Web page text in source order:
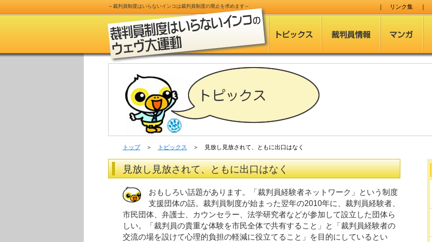
～裁判員制度はいらないインコは裁判員制度の廃止を求めます～ リンク集
トップ＞ トピックス ＞ 見放し見放されて、ともに出口はなく
見放し見放されて、ともに出口はなく
おもしろい話題があります。「裁判員経験者ネットワーク」という制度
支援団体の話。裁判員制度が始まった翌年の2010年に、裁判員経験者、
市民団体、弁護士、カウンセラー、法学研究者などが参加して設立した団体ら
しい。「裁判員の貴重な体験を市民全体で共有すること」と「裁判員経験者の
交流の場を設けて心理的負担の軽減に役立てること」を目的にしているとい